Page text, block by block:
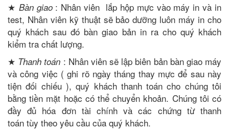
★ Bàn giao : Nhân viên lắp hộp mực vào máy in và in
test, Nhân viên kỹ thuật sẽ bảo dưỡng luôn máy in cho
quý khách sau đó bàn giao bản in ra cho quý khách
kiểm tra chất lượng.
★ Thanh toán : Nhân viên sẽ lập biên bản bàn giao máy
và công việc ( ghi rõ ngày tháng thay mực để sau này
tiện đối chiếu ), quý khách thanh toán cho chúng tôi
bằng tiền mặt hoặc có thể chuyển khoản. Chúng tôi có
đầy đủ hóa đơn tài chính và các chứng từ thanh
toán tùy theo yêu cầu của quý khách.